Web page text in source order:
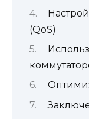
(QoS)